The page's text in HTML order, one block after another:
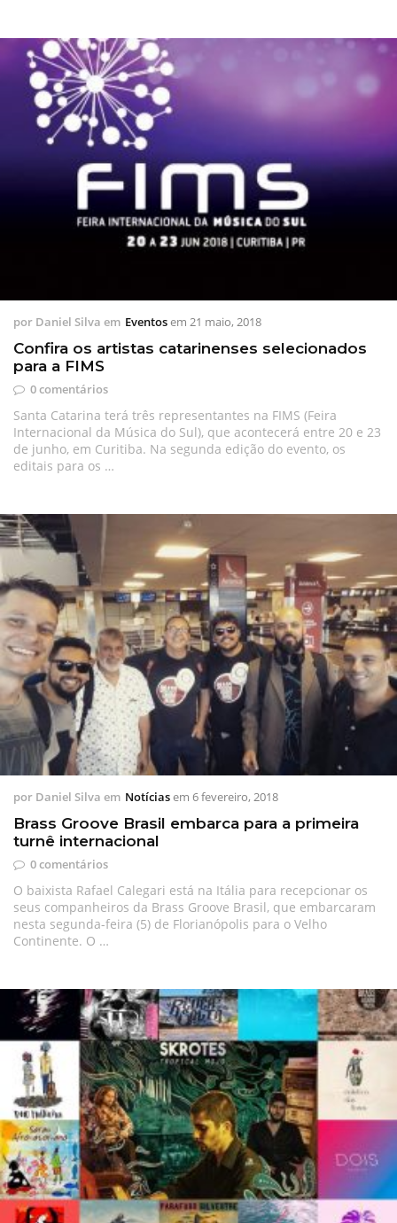
por Daniel Silva em Eventosem 21 maio, 2018
Confira os artistas catarinenses selecionados
para a FIMS
0 comentários
Santa Catarina terá três representantes na FIMS (Feira
Internacional da Música do Sul), que acontecerá entre 20 e 23
de junho, em Curitiba. Na segunda edição do evento, os
editais para os …
por Daniel Silva em Notíciasem 6 fevereiro, 2018
Brass Groove Brasil embarca para a primeira
turnê internacional
0 comentários
O baixista Rafael Calegari está na Itália para recepcionar os
seus companheiros da Brass Groove Brasil, que embarcaram
nesta segunda-feira (5) de Florianópolis para o Velho
Continente. O …